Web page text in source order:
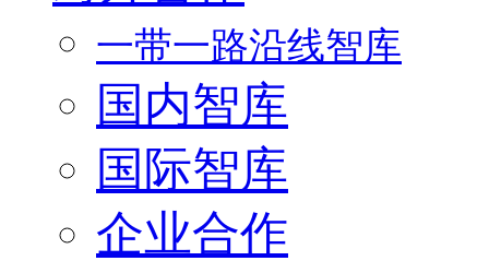
一带一路沿线智库
国内智库
国际智库
企业合作